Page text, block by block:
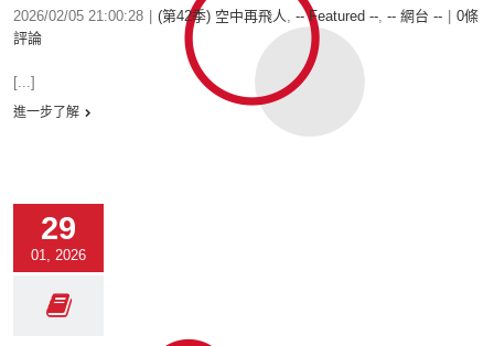
2026/02/05 21:00:28 (第42季) 空中再飛人, -- Featured --, -- 網台 --
0條
評論
[...]
進一步了解
29
01, 2026